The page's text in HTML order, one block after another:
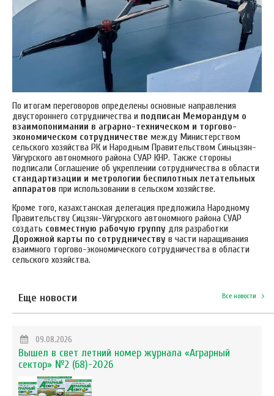
По итогам переговоров определены основные направления
двустороннего сотрудничества и подписан Меморандум о
взаимопонимании в аграрно-техническом и торгово-
экономическом сотрудничестве между Министерством
сельского хозяйства РК и Народным Правительством Синьцзян-
Уйгурского автономного района СУАР КНР. Также стороны
подписали Соглашение об укреплении сотрудничества в области
стандартизации и метрологии беспилотных летательных
аппаратов при использовании в сельском хозяйстве.
Кроме того, казахстанская делегация предложила Народному
Правительству Сицзян-Уйгурского автономного района СУАР
создать совместную рабочую группу для разработки
Дорожной карты по сотрудничеству в части наращивания
взаимного торгово-экономического сотрудничества в области
сельского хозяйства.
Еще новости Все новости
09.08.2026
Вышел в свет летний номер журнала «Аграрный
сектор» №2 (68)-2026